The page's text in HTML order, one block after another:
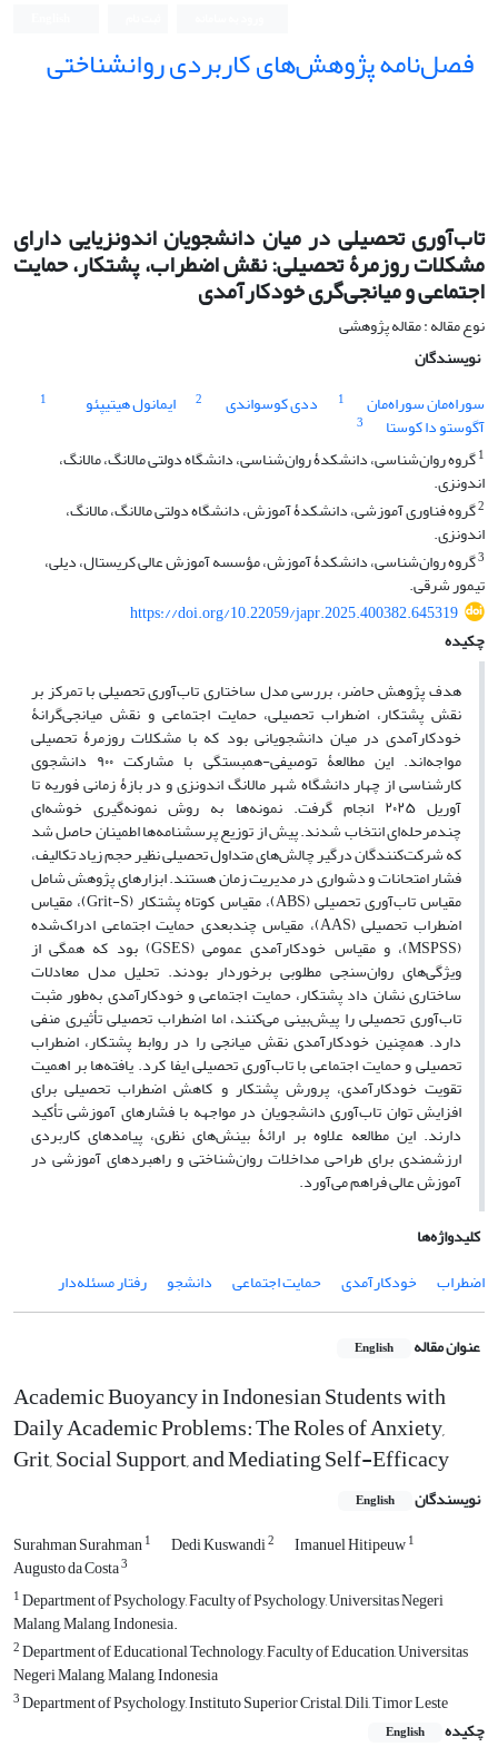
فصل‌نامه پژوهش‌های کاربردی روانشناختی
تاب‌آوری تحصیلی در میان دانشجویان اندونزیایی دارای
مشکلات روزمرۀ تحصیلی: نقش اضطراب، پشتکار، حمایت
اجتماعی و میانجی‌گری خودکارآمدی
نوع مقاله : مقاله پژوهشی
نویسندگان
سوراه‌مان سوراه‌مان
1 ددی کوسواندی 2 ایمانول هیتیپئو 1
آگوستو دا کوستا
3
1گروه روان‌شناسی، دانشکدۀ روان‌شناسی، دانشگاه دولتی مالانگ، مالانگ،
اندونزی.
2گروه فناوری آموزشی، دانشکدۀ آموزش، دانشگاه دولتی مالانگ، مالانگ،
اندونزی.
3گروه روان‌شناسی، دانشکدۀ آموزش، مؤسسه آموزش عالی کریستال، دیلی،
تیمور شرقی.
https://doi.org/10.22059/japr.2025.400382.645319
چکیده
هدف پژوهش حاضر، بررسی مدل ساختاری تاب‌آوری تحصیلی با تمرکز بر
نقش پشتکار، اضطراب تحصیلی، حمایت اجتماعی و نقش میانجی‌گرانۀ
خودکارآمدی در میان دانشجویانی بود که با مشکلات روزمرۀ تحصیلی
مواجه‌اند. این مطالعۀ توصیفی-همبستگی با مشارکت ۹۰۰ دانشجوی
کارشناسی از چهار دانشگاه شهر مالانگ اندونزی و در بازۀ زمانی فوریه تا
آوریل ۲۰۲۵ انجام گرفت. نمونه‌ها به روش نمونه‌گیری خوشه‌ای
چندمرحله‌ای انتخاب شدند. پیش از توزیع پرسشنامه‌ها اطمینان حاصل شد
که شرکت‌کنندگان درگیر چالش‌های متداول تحصیلی نظیر حجم زیاد تکالیف،
فشار امتحانات و دشواری در مدیریت زمان هستند. ابزارهای پژوهش شامل
مقیاس تاب‌آوری تحصیلی (ABS)، مقیاس کوتاه پشتکار (Grit-S)، مقیاس
اضطراب تحصیلی (AAS)، مقیاس چندبعدی حمایت اجتماعی ادراک‌شده
(MSPSS)، و مقیاس خودکارآمدی عمومی (GSES) بود که همگی از
ویژگی‌های روان‌سنجی مطلوبی برخوردار بودند. تحلیل مدل معادلات
ساختاری نشان داد پشتکار، حمایت اجتماعی و خودکارآمدی به‌طور مثبت
تاب‌آوری تحصیلی را پیش‌بینی می‌کنند، اما اضطراب تحصیلی تأثیری منفی
دارد. همچنین خودکارآمدی نقش میانجی را در روابط پشتکار، اضطراب
تحصیلی و حمایت اجتماعی با تاب‌آوری تحصیلی ایفا کرد. یافته‌ها بر اهمیت
تقویت خودکارآمدی، پرورش پشتکار و کاهش اضطراب تحصیلی برای
افزایش توان تاب‌آوری دانشجویان در مواجهه با فشارهای آموزشی تأکید
دارند. این مطالعه علاوه بر ارائۀ بینش‌های نظری، پیامدهای کاربردی
ارزشمندی برای طراحی مداخلات روان‌شناختی و راهبردهای آموزشی در
آموزش عالی فراهم می‌آورد.
کلیدواژه‌ها
اضطراب
خودکارآمدی حمایت اجتماعی دانشجو رفتار مسئله‌دار
عنوان مقاله English
Academic Buoyancy in Indonesian Students with
Daily Academic Problems: The Roles of Anxiety,
Grit, Social Support, and Mediating Self-Efficacy
نویسندگان English
Surahman Surahman1 Dedi Kuswandi2 Imanuel Hitipeuw1
Augusto da Costa3
1Department of Psychology, Faculty of Psychology, Universitas Negeri
Malang, Malang, Indonesia.
2Department of Educational Technology, Faculty of Education, Universitas
Negeri Malang, Malang, Indonesia
3Department of Psychology, Instituto Superior Cristal, Dili, Timor Leste
چکیده
English